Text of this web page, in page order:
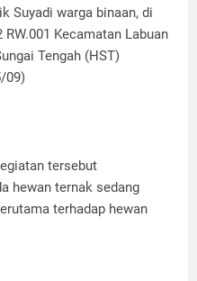
Suyadi warga binaan, di
RW.001 Kecamatan Labuan
Tengah (HST)
09)
tersebut
hewan ternak sedang
terhadap hewan